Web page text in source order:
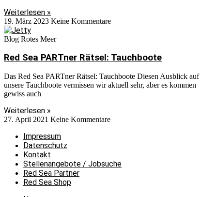
Weiterlesen »
19. März 2023 Keine Kommentare
Blog Rotes Meer
Red Sea PARTner Rätsel: Tauchboote
Das Red Sea PARTner Rätsel: Tauchboote Diesen Ausblick auf
unsere Tauchboote vermissen wir aktuell sehr, aber es kommen
gewiss auch
Weiterlesen »
27. April 2021 Keine Kommentare
Impressum
Datenschutz
Kontakt
Stellenangebote / Jobsuche
Red Sea Partner
Red Sea Shop